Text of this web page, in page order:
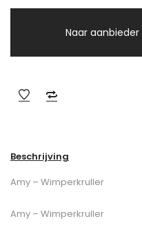
Naar aanbieder
Beschrijving
Amy – Wimperkruller
Amy – Wimperkruller